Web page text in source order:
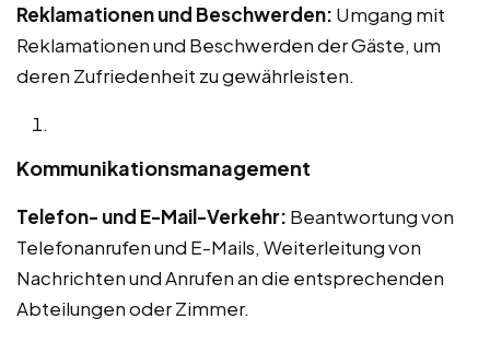
Reklamationen und Beschwerden: Umgang mit
Reklamationen und Beschwerden der Gäste, um
deren Zufriedenheit zu gewährleisten.
Kommunikationsmanagement
Telefon- und E-Mail-Verkehr: Beantwortung von
Telefonanrufen und E-Mails, Weiterleitung von
Nachrichten und Anrufen an die entsprechenden
Abteilungen oder Zimmer.